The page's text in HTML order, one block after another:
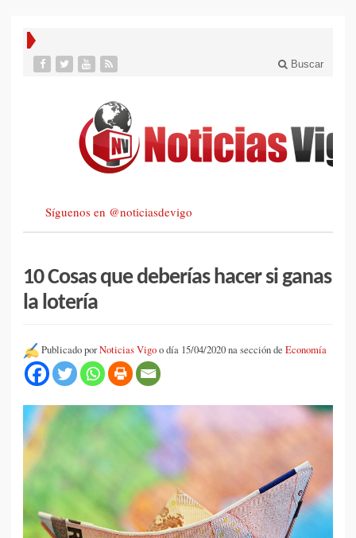
Buscar
Síguenos en @noticiasdevigo
10 Cosas que deberías hacer si ganas
la lotería
Publicado porNoticias Vigoo día 15/04/2020 na sección de Economía